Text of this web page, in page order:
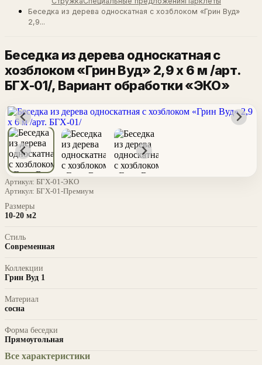
Беседка из дерева односкатная с хозблоком «Грин Вуд»
2,9...
Беседка из дерева односкатная с
хозблоком «Грин Вуд» 2,9 х 6 м /арт.
БГХ-01/, Вариант обработки «ЭКО»
Артикул: БГХ-01-ЭКО
Артикул: БГХ-01-Премиум
Размеры
10-20 м2
Стиль
Современная
Коллекции
Грин Вуд 1
Материал
сосна
Форма беседки
Прямоугольная
Все характеристики